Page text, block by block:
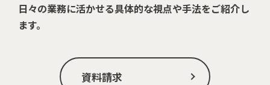
日々の業務に活かせる具体的な視点や手法をご紹介し
ます。
資料請求